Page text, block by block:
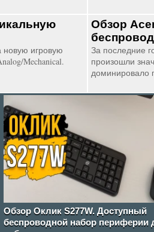
новую игровую
Mechanical.
Обзор
За последние
произошли
доминировало
Обзор Оклик S277W. Доступный
беспроводной набор периферии